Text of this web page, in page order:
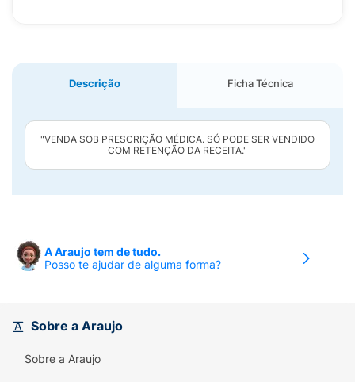
Descrição Ficha Técnica
"VENDA SOB PRESCRIÇÃO MÉDICA. SÓ PODE SER VENDIDO
COM RETENÇÃO DA RECEITA."
A Araujo tem de tudo.
Posso te ajudar de alguma forma?
Sobre a Araujo
Sobre a Araujo